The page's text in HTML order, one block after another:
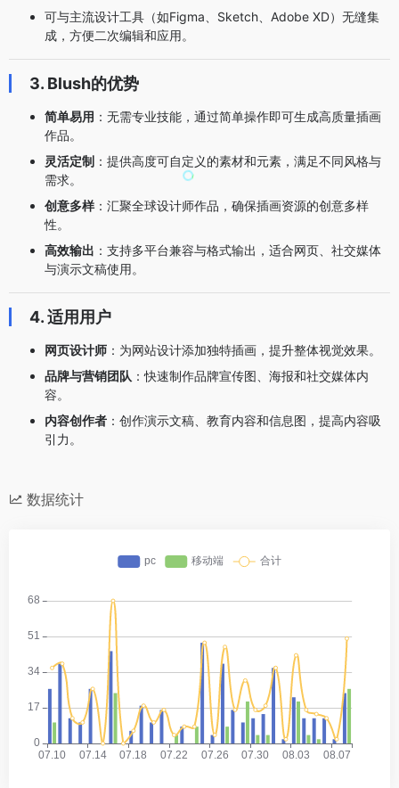
可与主流设计工具（如Figma、Sketch、Adobe XD）无缝集
成，方便二次编辑和应用。
3. Blush的优势
简单易用 ：无需专业技能，通过简单操作即可生成高质量插画
作品。
灵活定制 ：提供高度可自定义的素材和元素，满足不同风格与
需求。
创意多样：汇聚全球设计师作品，确保插画资源的创意多样
性。
高效输出 ：支持多平台兼容与格式输出，适合网页、社交媒体
与演示文稿使用。
4. 适用用户
网页设计师 ：为网站设计添加独特插画，提升整体视觉效果。
品牌与营销团队 ：快速制作品牌宣传图、海报和社交媒体内
容。
内容创作者 ：创作演示文稿、教育内容和信息图，提高内容吸
引力。
数据统计